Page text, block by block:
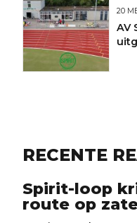
20
AV
RECENTE
Spirit-loop
route op